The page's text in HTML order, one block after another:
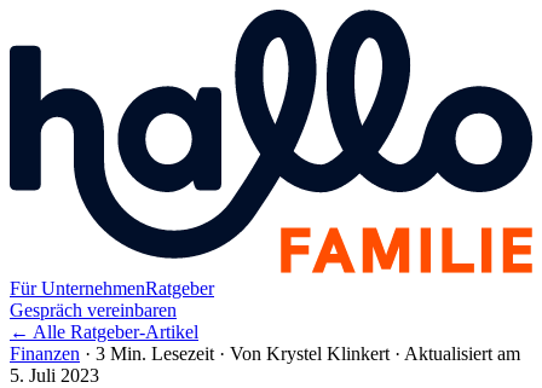
Für UnternehmenRatgeber
Gespräch vereinbaren
← Alle Ratgeber-Artikel
Finanzen · 3 Min. Lesezeit · Von Krystel Klinkert · Aktualisiert am
5. Juli 2023